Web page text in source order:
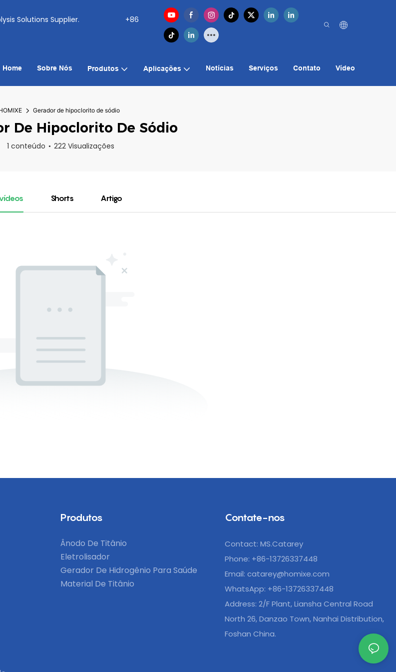
Solutions Supplier.
+86
Home Sobre Nós Produtos Aplicações Notícias Serviços Contato Vídeo
Gerador de hipoclorito de sódio
De Hipoclorito De Sódio
1 conteúdo 222 Visualizações
Shorts Artigo
Produtos
Ânodo De Titânio
Eletrolisador
Gerador De Hidrogênio Para Saúde
Material De Titânio
Contate-nos
Contact: MS.Catarey
Phone: +86-13726337448
Email:catarey@homixe.com
WhatsApp: +86-13726337448
Address: 2/F Plant, Liansha Central Road
North 26, Danzao Town, Nanhai Distribution,
Foshan China.